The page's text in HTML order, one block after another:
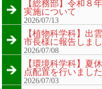
【総務部】令和
実施について
2026/07/13
【植物科学科】出
市長様に報告しまし
2026/07/08
【環境科学科】夏
点配置を行いました
2026/07/03